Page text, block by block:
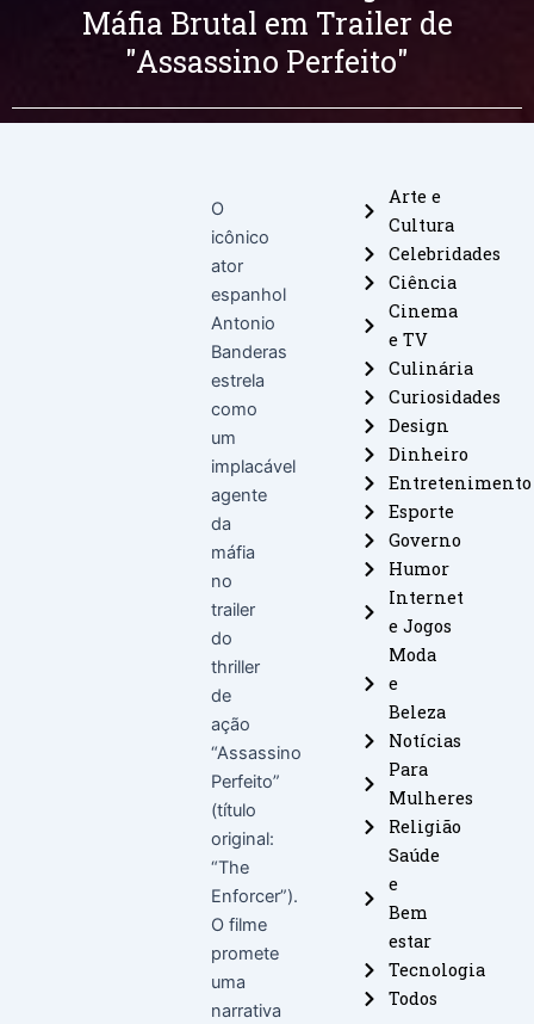
Máfia Brutal em Trailer de
"Assassino Perfeito"
O
icônico
ator
espanhol
Antonio
Banderas
estrela
como
um
implacável
agente
da
máfia
no
trailer
do
thriller
de
ação
“Assassino
Perfeito”
(título
original:
“The
Enforcer”).
O filme
promete
uma
narrativa
Arte e
Cultura
Celebridades
Ciência
Cinema
e TV
Culinária
Curiosidades
Design
Dinheiro
Entretenimento
Esporte
Governo
Humor
Internet
e Jogos
Moda
e
Beleza
Notícias
Para
Mulheres
Religião
Saúde
e
Bem
estar
Tecnologia
Todos